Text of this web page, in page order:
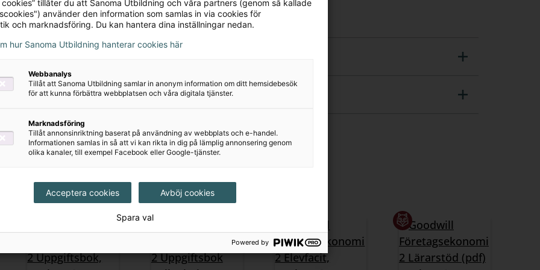
via:Digibok
cookies” tillåter du att Sanoma Utbildning och våra partners (genom så kallade
använder den information som samlas in via cookies för
och marknadsföring. Du kan hantera dina inställningar nedan.
hur Sanoma Utbildning hanterar cookies här
Webbanalys
Tillåt att Sanoma Utbildning samlar in anonym information om ditt hemsidebesök
för att kunna förbättra webbplatsen och våra digitala tjänster.
Marknadsföring
Tillåt annonsinriktning baserat på användning av webbplats och e-handel.
Informationen samlas in så att vi kan rikta in dig på lämplig annonsering genom
olika kanaler, till exempel Facebook eller Google-tjänster.
Acceptera cookies Avböj cookies
Spara val
Powered by